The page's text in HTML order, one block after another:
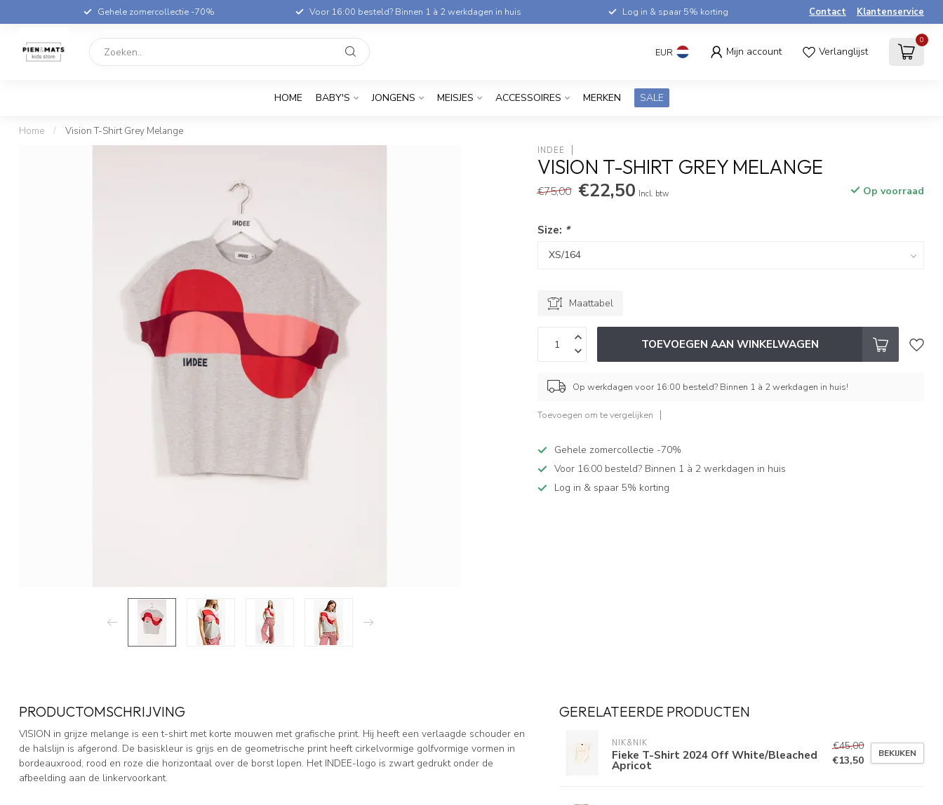
Gehele zomercollectie -70% Voor 16:00 besteld? Binnen 1 à 2 werkdagen in huis Log in & spaar 5% korting Contact Klantenservice
EUR Mijn account Verlanglijst
0
HOME BABY'S JONGENS MEISJES ACCESSOIRES MERKEN SALE
Home / Vision T-Shirt Grey Melange
INDEE
VISION T-SHIRT GREY MELANGE
€75,00 €22,50 Incl. btw Op voorraad
Size: *
Maattabel
TOEVOEGEN AAN WINKELWAGEN
Op werkdagen voor 16:00 besteld? Binnen 1 à 2 werkdagen in huis!
Toevoegen om te vergelijken
Gehele zomercollectie -70%
Voor 16:00 besteld? Binnen 1 à 2 werkdagen in huis
Log in & spaar 5% korting
PRODUCTOMSCHRIJVING
VISION in grijze melange is een t-shirt met korte mouwen met grafische print. Hij heeft een verlaagde schouder en
de halslijn is afgerond. De basiskleur is grijs en de geometrische print heeft cirkelvormige golfvormige vormen in
bordeauxrood, rood en roze die horizontaal over de borst lopen. Het INDEE-logo is zwart gedrukt onder de
afbeelding aan de linkervoorkant.
GERELATEERDE PRODUCTEN
NIK&NIK
Fieke T-Shirt 2024 Off White/Bleached
Apricot
€45,00
€13,50
BEKIJKEN